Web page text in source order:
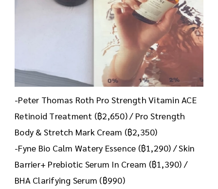
-Peter Thomas Roth Pro Strength Vitamin ACE
Retinoid Treatment (฿2,650) / Pro Strength
Body & Stretch Mark Cream (฿2,350)
-Fyne Bio Calm Watery Essence (฿1,290) / Skin
Barrier+ Prebiotic Serum In Cream (฿1,390) /
BHA Clarifying Serum (฿990)